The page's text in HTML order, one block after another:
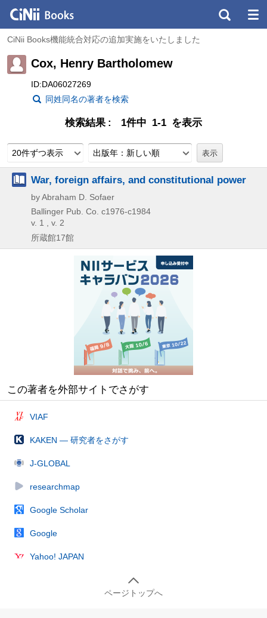
CiNii Books機能統合対応の追加実施をいたしました
Cox, Henry Bartholomew
ID:DA06027269
同姓同名の著者を検索
検索結果 1件中 1-1 を表示
20件ずつ表示 出版年：新しい順
War, foreign affairs, and constitutional power
by Abraham D. Sofaer
Ballinger Pub. Co. c1976-c1984
v. 1 , v. 2
所蔵館17館
この著者を外部サイトでさがす
VIAF
KAKEN — 研究者をさがす
J-GLOBAL
researchmap
Google Scholar
Google
Yahoo! JAPAN
ページトップへ